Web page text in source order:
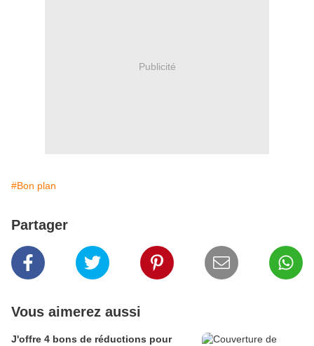
Publicité
#Bon plan
Partager
Vous aimerez aussi
J'offre 4 bons de réductions pour